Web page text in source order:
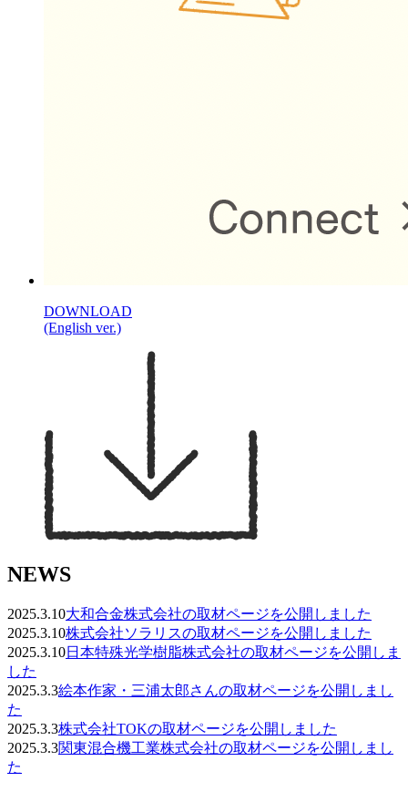
DOWNLOAD
(English ver.)
NEWS
2025.3.10大和合金株式会社の取材ページを公開しました
2025.3.10株式会社ソラリスの取材ページを公開しました
2025.3.10日本特殊光学樹脂株式会社の取材ページを公開しま
した
2025.3.3絵本作家・三浦太郎さんの取材ページを公開しまし
た
2025.3.3株式会社TOKの取材ページを公開しました
2025.3.3関東混合機工業株式会社の取材ページを公開しまし
た